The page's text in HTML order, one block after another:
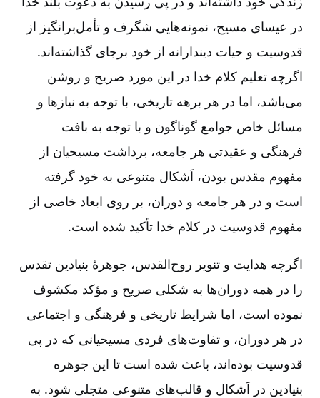
در عیسای مسیح‌، نمونه‌هایی شگرف و تأمل‌برانگیز از
قدوسیت و حیات دیندارانه از خود برجای گذاشته‌اند.
اگرچه تعلیم کلام خدا در این مورد صریح و روشن
می‌باشد، اما در هر برهه تاریخی‌، با توجه به نیازها و
مسائل خاص جوامع گوناگون و با توجه به بافت
فرهنگی و عقیدتی هر جامعه‌، برداشت مسیحیان از
مفهوم مقدس بودن‌، اَشکال متنوعی به خود گرفته
است و در هر جامعه و دوران‌، بر روی ابعاد خاصی از
مفهوم قدوسیت در کلام خدا تأکید شده است‌.
اگرچه هدایت و تنویر روح‌القدس‌، جوهرۀ بنیادین تقدس
را در همه دوران‌ها به شکلی صریح و مؤکد مکشوف
نموده است‌، اما شرایط تاریخی و فرهنگی و اجتماعی
در هر دوران‌، و تفاوت‌های فردی مسیحیانی که در پی
قدوسیت بوده‌اند، باعث شده است تا این جوهره
بنیادین در اَشکال و قالب‌های متنوعی متجلی شود. به